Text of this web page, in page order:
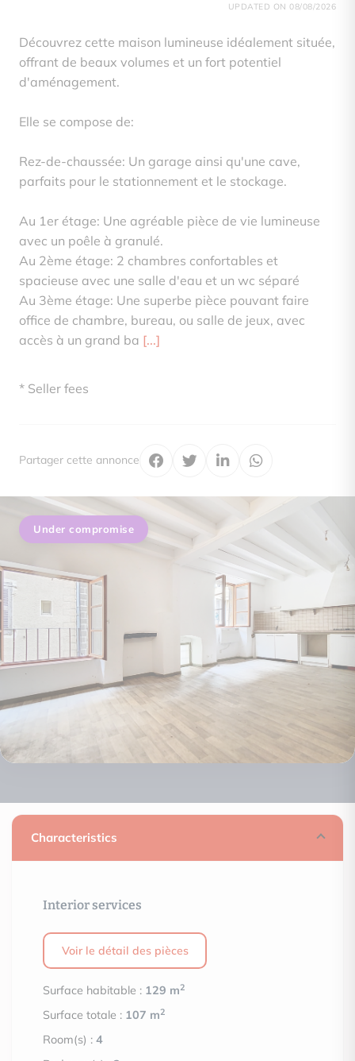
Under compromise
UPDATED ON 08/08/2026
Découvrez cette maison lumineuse idéalement située,
offrant de beaux volumes et un fort potentiel
d'aménagement.
Elle se compose de:
Rez-de-chaussée: Un garage ainsi qu'une cave,
parfaits pour le stationnement et le stockage.
Au 1er étage: Une agréable pièce de vie lumineuse
avec un poêle à granulé.
Au 2ème étage: 2 chambres confortables et
spacieuse avec une salle d'eau et un wc séparé
Au 3ème étage: Une superbe pièce pouvant faire
office de chambre, bureau, ou salle de jeux, avec
accès à un grand ba [...]
* Seller fees
Partager cette annonce
Characteristics
Interior services
Voir le détail des pièces
Surface habitable : 129 m2
Surface totale : 107 m2
Room(s) :4